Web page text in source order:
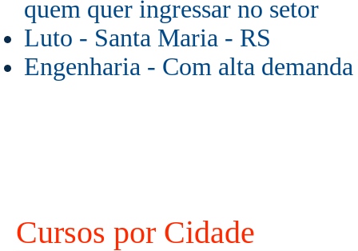
quem quer ingressar no setor
Luto - Santa Maria - RS
Engenharia - Com alta
Cursos por Cidade